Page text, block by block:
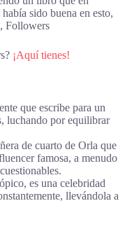
sido buena en esto,
Followers
¡Aquí tienes!
que escribe para un
luchando por equilibrar
de cuarto de Orla que
famosa, a menudo
es una celebridad
llevándola a